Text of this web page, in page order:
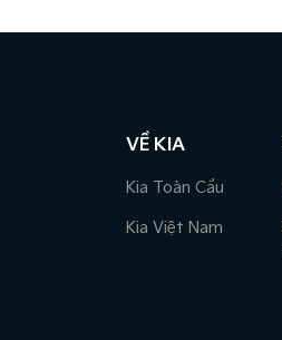
VỀ KIA
Kia Toàn Cầu
Kia Việt Nam